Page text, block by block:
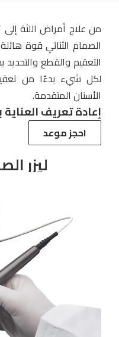
ليزر
من علاج أمراض اللثة إلى
الصمام الثنائي قوة
التعقيم والقطع والتحديد
لكل شيء بدءًا من
الأسنان المتقدمة.
إعادة تعريف العناية
احجز موعد